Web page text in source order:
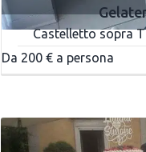
Castelletto sopra
Da 200 € a persona